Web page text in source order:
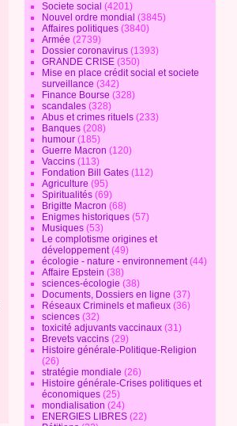
Societe social (4201)
Nouvel ordre mondial (3845)
Affaires politiques (3840)
Armée (2739)
Dossier coronavirus (1393)
GRANDE CRISE (350)
Mise en place crédit social et societe
surveillance (342)
Finance Bourse (328)
scandales (328)
Abus et crimes rituels (233)
Banques (208)
humour (185)
Guerre Macron (120)
Vaccins (113)
Fondation Bill Gates (112)
Agriculture (95)
Spiritualités (69)
Brigitte Macron (68)
Enigmes historiques (57)
Musiques (53)
Le complotisme origines et
développement(49)
écologie - nature - environnement(44)
Affaire Epstein (38)
sciences-écologie (38)
Documents, Dossiers en ligne (37)
Réseaux Criminels et mafieux (36)
sciences (32)
toxicité adjuvants vaccinaux (31)
Brevets vaccins (29)
Histoire générale-Politique-Religion
(26)
stratégie mondiale (26)
Histoire générale-Crises politiques et
économiques (25)
mondialisation (24)
ENERGIES LIBRES (22)